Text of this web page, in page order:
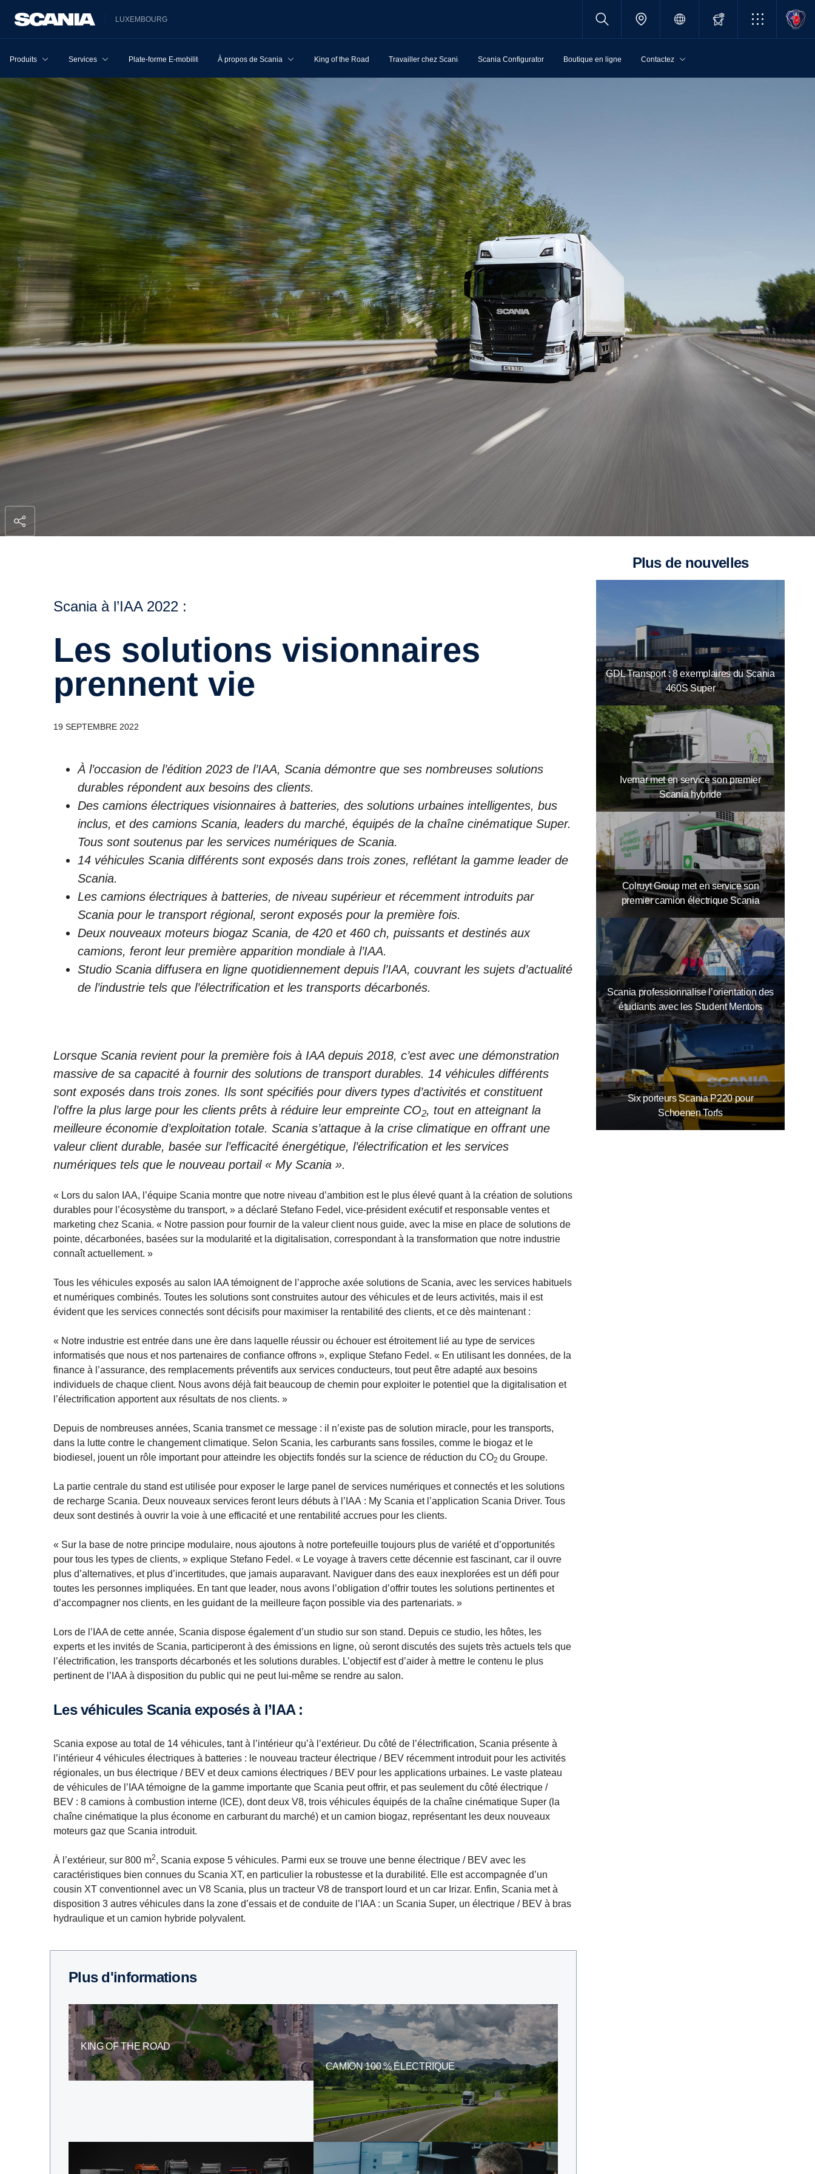
LUXEMBOURG
Produits Services Plate-forme E-mobilité À propos de Scania King of the Road Travailler chez Scania Scania Configurator Boutique en ligne Contactez
Scania à l’IAA 2022 :
Les solutions visionnaires
prennent vie
19 SEPTEMBRE 2022
À l’occasion de l’édition 2023 de l’IAA, Scania démontre que ses nombreuses solutions
durables répondent aux besoins des clients.
Des camions électriques visionnaires à batteries, des solutions urbaines intelligentes, bus
inclus, et des camions Scania, leaders du marché, équipés de la chaîne cinématique Super.
Tous sont soutenus par les services numériques de Scania.
14 véhicules Scania différents sont exposés dans trois zones, reflétant la gamme leader de
Scania.
Les camions électriques à batteries, de niveau supérieur et récemment introduits par
Scania pour le transport régional, seront exposés pour la première fois.
Deux nouveaux moteurs biogaz Scania, de 420 et 460 ch, puissants et destinés aux
camions, feront leur première apparition mondiale à l’IAA.
Studio Scania diffusera en ligne quotidiennement depuis l’IAA, couvrant les sujets d’actualité
de l’industrie tels que l’électrification et les transports décarbonés.
Lorsque Scania revient pour la première fois à IAA depuis 2018, c’est avec une­ démonstration
massive de sa capacité à fournir des solutions de transport durables. 14 véhicules différents
sont exposés dans trois zones. Ils sont spécifiés pour divers types d’activités et constituent
l’offre la plus large pour les clients prêts à réduire leur empreinte CO2, tout en atteignant la
meilleure économie d’exploitation totale. Scania s’attaque à la crise climatique en offrant une
valeur client durable, basée sur l’efficacité énergétique, l’électrification et les services
numériques tels que le nouveau portail « My Scania ».
« Lors du salon IAA, l’équipe Scania montre que notre niveau d’ambition est le plus élevé quant à la création de solutions
durables pour l’écosystème du transport, » a déclaré Stefano Fedel, vice-président exécutif et responsable ventes et
marketing chez Scania. « Notre passion pour fournir de la valeur client nous guide, avec la mise en place de solutions de
pointe, décarbonées, basées sur la modularité et la digitalisation, correspondant à la transformation que notre industrie
connaît actuellement. »
Tous les véhicules exposés au salon IAA témoignent de l’approche axée solutions de Scania, avec les services habituels
et numériques combinés. Toutes les solutions sont construites autour des véhicules et de leurs activités, mais il est
évident que les services connectés sont décisifs pour maximiser la rentabilité des clients, et ce dès maintenant :
« Notre industrie est entrée dans une ère dans laquelle réussir ou échouer est étroitement lié au type de services
informatisés que nous et nos partenaires de confiance offrons », explique Stefano Fedel. « En utilisant les données, de la
finance à l’assurance, des remplacements préventifs aux services conducteurs, tout peut être adapté aux besoins
individuels de chaque client. Nous avons déjà fait beaucoup de chemin pour exploiter le potentiel que la digitalisation et
l’électrification apportent aux résultats de nos clients. »
Depuis de nombreuses années, Scania transmet ce message : il n’existe pas de solution miracle, pour les transports,
dans la lutte contre le changement climatique. Selon Scania, les carburants sans fossiles, comme le biogaz et le
biodiesel, jouent un rôle important pour atteindre les objectifs fondés sur la science de réduction du CO2 du Groupe.
La partie centrale du stand est utilisée pour exposer le large panel de services numériques et connectés et les solutions
de recharge Scania. Deux nouveaux services feront leurs débuts à l’IAA : My Scania et l’application Scania Driver. Tous
deux sont destinés à ouvrir la voie à une efficacité et une rentabilité accrues pour les clients.
« Sur la base de notre principe modulaire, nous ajoutons à notre portefeuille toujours plus de variété et d’opportunités
pour tous les types de clients, » explique Stefano Fedel. « Le voyage à travers cette décennie est fascinant, car il ouvre
plus d’alternatives, et plus d’incertitudes, que jamais auparavant. Naviguer dans des eaux inexplorées est un défi pour
toutes les personnes impliquées. En tant que leader, nous avons l’obligation d’offrir toutes les solutions pertinentes et
d’accompagner nos clients, en les guidant de la meilleure façon possible via des partenariats. »
Lors de l’IAA de cette année, Scania dispose également d’un studio sur son stand. Depuis ce studio, les hôtes, les
experts et les invités de Scania, participeront à des émissions en ligne, où seront discutés des sujets très actuels tels que
l’électrification, les transports décarbonés et les solutions durables. L’objectif est d’aider à mettre le contenu le plus
pertinent de l’IAA à disposition du public qui ne peut lui-même se rendre au salon.
Les véhicules Scania exposés à l’IAA :
Scania expose au total de 14 véhicules, tant à l’intérieur qu’à l’extérieur. Du côté de l’électrification, Scania présente à
l’intérieur 4 véhicules électriques à batteries : le nouveau tracteur électrique / BEV récemment introduit pour les activités
régionales, un bus électrique / BEV et deux camions électriques / BEV pour les applications urbaines. Le vaste plateau
de véhicules de l’IAA témoigne de la gamme importante que Scania peut offrir, et pas seulement du côté électrique /
BEV : 8 camions à combustion interne (ICE), dont deux V8, trois véhicules équipés de la chaîne cinématique Super (la
chaîne cinématique la plus économe en carburant du marché) et un camion biogaz, représentant les deux nouveaux
moteurs gaz que Scania introduit.
À l’extérieur, sur 800 m2, Scania expose 5 véhicules. Parmi eux se trouve une benne électrique / BEV avec les
caractéristiques bien connues du Scania XT, en particulier la robustesse et la durabilité. Elle est accompagnée d’un
cousin XT conventionnel avec un V8 Scania, plus un tracteur V8 de transport lourd et un car Irizar. Enfin, Scania met à
disposition 3 autres véhicules dans la zone d’essais et de conduite de l’IAA : un Scania Super, un électrique / BEV à bras
hydraulique et un camion hybride polyvalent.
Plus d'informations
KING OF THE ROAD
CAMION 100 % ÉLECTRIQUE
Plus de nouvelles
GDL Transport : 8 exemplaires du Scania
460S Super
Ivemar met en service son premier
Scania hybride
Colruyt Group met en service son
premier camion électrique Scania
Scania professionnalise l’orientation des
étudiants avec les Student Mentors
Six porteurs Scania P220 pour
Schoenen Torfs